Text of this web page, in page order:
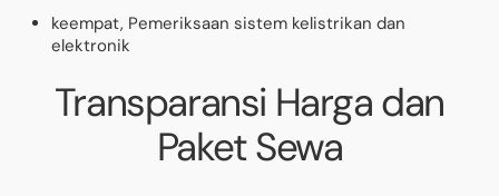
keempat, Pemeriksaan sistem kelistrikan dan
elektronik
Transparansi Harga dan
Paket Sewa